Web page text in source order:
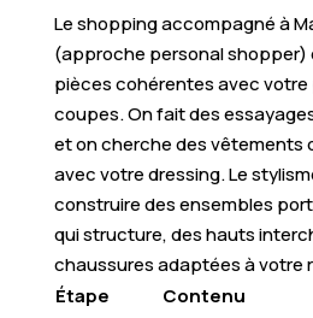
Le shopping accompagné à
(approche personal shopper)
pièces cohérentes avec
coupes. On fait des
et on cherche des vêtements
avec votre dressing. Le
construire des ensembles
qui structure, des hauts
chaussures adaptées à votre
Étape
Contenu